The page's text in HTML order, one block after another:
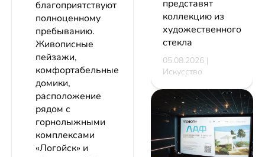
благоприятствуют
полноценному
пребыванию.
Живописные
пейзажи,
комфортабельные
домики,
расположение
рядом с
горнолыжными
комплексами
«Логойск» и
представят
коллекцию из
художественного
стекла
05.08.2026 |
Искусство